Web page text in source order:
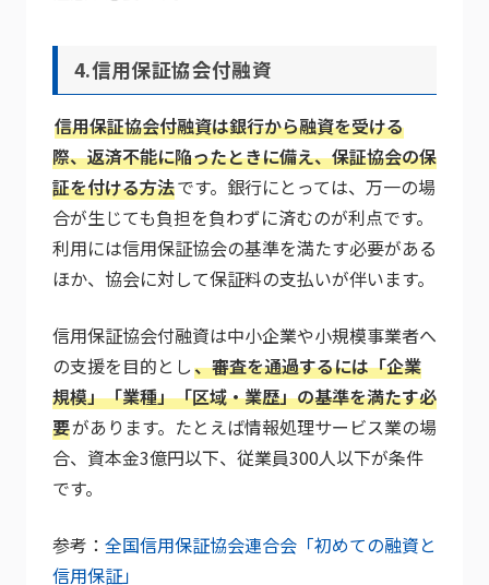
4.信用保証協会付融資
信用保証協会付融資は銀行から融資を受ける
際、返済不能に陥ったときに備え、保証協会の保
証を付ける方法です。銀行にとっては、万一の場
合が生じても負担を負わずに済むのが利点です。
利用には信用保証協会の基準を満たす必要がある
ほか、協会に対して保証料の支払いが伴います。
信用保証協会付融資は中小企業や小規模事業者へ
の支援を目的とし、審査を通過するには「企業
規模」「業種」「区域・業歴」の基準を満たす必
要があります。たとえば情報処理サービス業の場
合、資本金3億円以下、従業員300人以下が条件
です。
参考： 全国信用保証協会連合会「初めての融資と
信用保証」